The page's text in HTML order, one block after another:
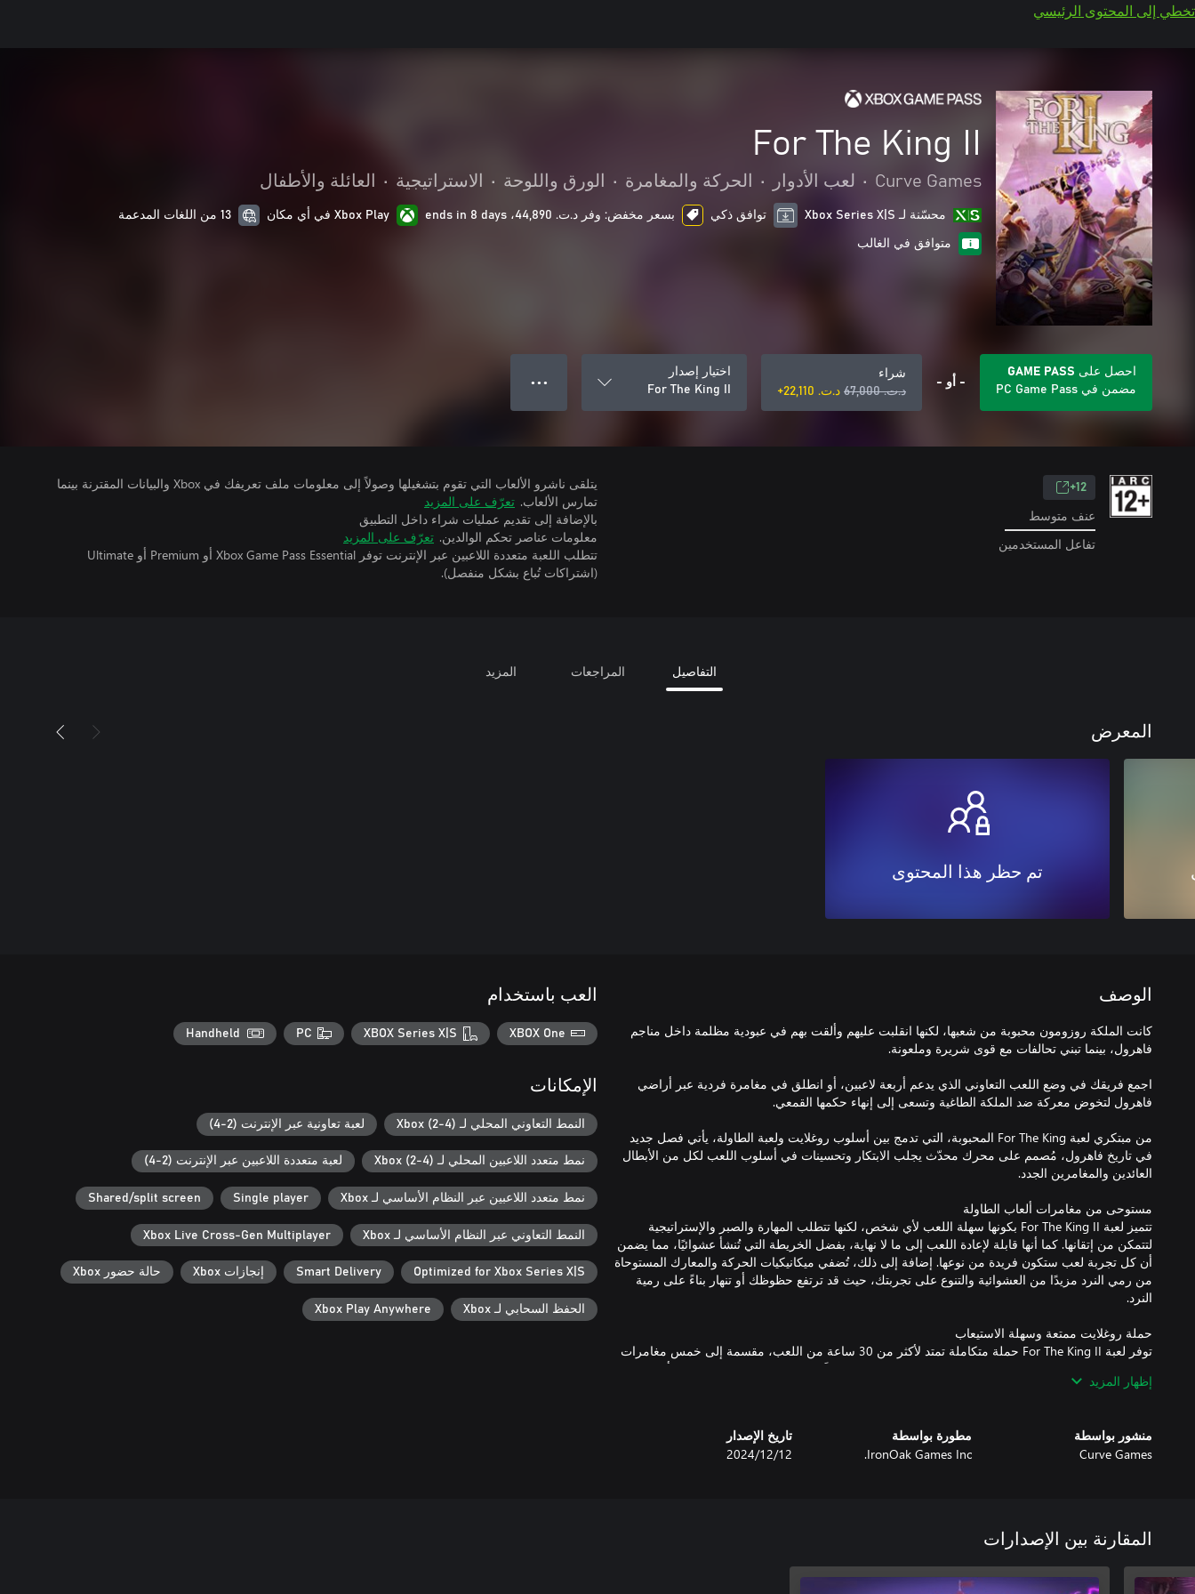
تخطي إلى المحتوى الرئيسي
For The King II
Curve Games
• لعب الأدوار • الحركة والمغامرة • الورق واللوحة • الاستراتيجية • العائلة والأطفال
محسّنة لـ Xbox Series X|S توافق ذكي بسعر مخفض: وفر د.ت.‏ 44,890، ends in 8 days Xbox Play في أي مكان 13 من اللغات المدعمة
متوافق في الغالب
احصل على GAME PASS
مضمن في PC Game Pass
- أو -
شراء
د.ت.‏ 67,000
د.ت.‏ 22,110+
اختيار إصدار
For The King II
● ● ●
12+
عنف متوسط
تفاعل المستخدمين
يتلقى ناشرو الألعاب التي تقوم بتشغيلها وصولاً إلى معلومات ملف تعريفك في Xbox والبيانات المقترنة بينما
تمارس الألعاب. تعرّف على المزيد
بالإضافة إلى تقديم عمليات شراء داخل التطبيق
معلومات عناصر تحكم الوالدين. تعرّف على المزيد
تتطلب اللعبة متعددة اللاعبين عبر الإنترنت توفر Xbox Game Pass Essential أو Premium أو Ultimate
(اشتراكات تُباع بشكل منفصل).
التفاصيل المراجعات المزيد
المعرض
تم حظر هذا المحتوى
الوصف
كانت الملكة روزومون محبوبة من شعبها، لكنها انقلبت عليهم وألقت بهم في عبودية مظلمة داخل مناجم
اجمع فريقك في وضع اللعب التعاوني الذي يدعم أربعة لاعبين، أو انطلق في مغامرة فردية عبر أراضي
من مبتكري لعبة For The King المحبوبة، التي تدمج بين أسلوب روغلايت ولعبة الطاولة، يأتي فصل جديد
في تاريخ فاهرول، مُصمم على محرك محدّث يجلب الابتكار وتحسينات في أسلوب اللعب لكل من الأبطال
تتميز لعبة For The King II بكونها سهلة اللعب لأي شخص، لكنها تتطلب المهارة والصبر والإستراتيجية
لتتمكن من إتقانها. كما أنها قابلة لإعادة اللعب إلى ما لا نهاية، بفضل الخريطة التي تُنشأ عشوائيًا، مما يضمن
أن كل تجربة لعب ستكون فريدة من نوعها. إضافة إلى ذلك، تُضفي ميكانيكيات الحركة والمعارك المستوحاة
من رمي النرد مزيدًا من العشوائية والتنوع على تجربتك، حيث قد ترتفع حظوظك أو تنهار بناءً على رمية
توفر لعبة For The King II حملة متكاملة تمتد لأكثر من 30 ساعة من اللعب، مقسمة إلى خمس مغامرات
متصلة قصصيًا. الطريق طويل ومليء بالمخاطر، لكن لا تخشَ شيئًا، ففي حال فشل فريقك ستبدأ مغامرتك
تحدَّ مهاراتك إلى أقصى حد في وضع الزنزانة اللانهائي – كرنفال الظلام. بقيادة سيد الحلبة الخبيث، هدفك هو
اجتياز أكبر عدد ممكن من الطوابق قبل أن تلقى حتفك الحتمي.اجمع تذاكر الكرنفال لاستكشاف مسارات
استكشف فاهرول بمفردك أو برفقة ثلاثة من أصدقائك في وضع اللعب التعاوني الذي يدعم أربعة لاعبين.
في اللعب الفردي، يمكنك التحكم بجميع الشخصيات في فريقك، مما يمنحك السيطرة الكاملة على خريطة
الحملة واستراتيجيات المعارك. أما في وضع اللعب التعاوني عبر الإنترنت، فيجب عليك التنسيق والتفاوض مع
إظهار المزيد
منشور بواسطة
Curve Games
مطورة بواسطة
IronOak Games Inc.
تاريخ الإصدار
12‏/12‏/2024
العب باستخدام
XBOX One
XBOX Series X|S
PC
Handheld
الإمكانات
النمط التعاوني المحلي لـ Xbox (2-4) لعبة تعاونية عبر الإنترنت (2-4)
نمط متعدد اللاعبين المحلي لـ Xbox (2-4) لعبة متعددة اللاعبين عبر الإنترنت (2-4)
نمط متعدد اللاعبين عبر النظام الأساسي لـ Xbox Single player
Shared/split screen
النمط التعاوني عبر النظام الأساسي لـ Xbox Xbox Live Cross-Gen Multiplayer
Optimized for Xbox Series X|S
Smart Delivery إنجازات Xbox حالة حضور Xbox
الحفظ السحابي لـ Xbox Xbox Play Anywhere
المقارنة بين الإصدارات